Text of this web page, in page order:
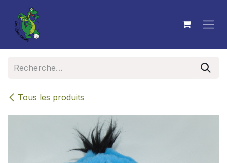
Se rendre au contenu
Tous les produits